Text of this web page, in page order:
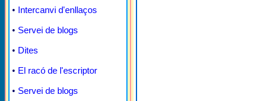
• Intercanvi d'enllaços
• Servei de blogs
• Dites
• El racó de l'escriptor
• Servei de blogs